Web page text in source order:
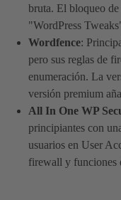
bruta. El bloqueo de
"WordPress
Wordfence:
pero sus reglas de
enumeración. La
versión premium
All In One WP
principiantes con
usuarios en User
firewall y funciones